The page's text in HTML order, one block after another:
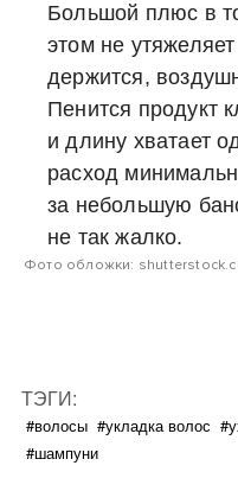
Большой плюс в
этом не
держится,
Пенится продукт
и длину хватает
расход
за небольшую
не так жалко.
Фото обложки:
ТЭГИ:
#волосы #укладка волос
#шампуни